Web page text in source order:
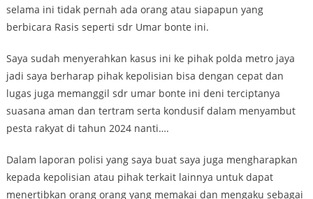
selama ini tidak pernah ada orang atau siapapun yang
berbicara Rasis seperti sdr Umar bonte ini.
Saya sudah menyerahkan kasus ini ke pihak polda metro jaya
jadi saya berharap pihak kepolisian bisa dengan cepat dan
lugas juga memanggil sdr umar bonte ini deni terciptanya
suasana aman dan tertram serta kondusif dalam menyambut
pesta rakyat di tahun 2024 nanti….
Dalam laporan polisi yang saya buat saya juga mengharapkan
kepada kepolisian atau pihak terkait lainnya untuk dapat
menertibkan orang orang yang memakai dan mengaku sebagai